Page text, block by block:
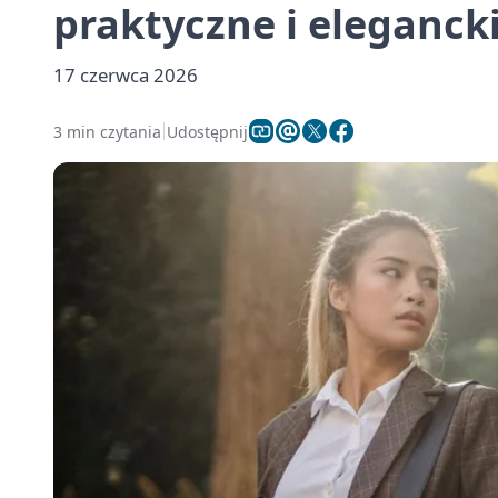
praktyczne i
17 czerwca 2026
3 min czytania Udostępnij